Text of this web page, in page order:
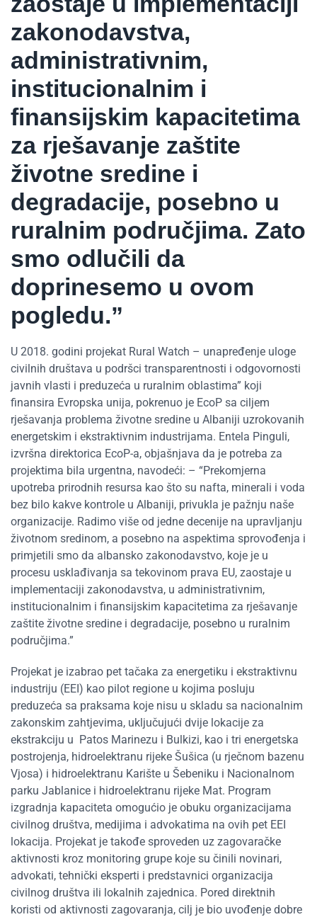
zakonodavstva,
administrativnim,
institucionalnim i
finansijskim kapacitetima
za rješavanje zaštite
životne sredine i
degradacije, posebno u
ruralnim područjima. Zato
smo odlučili da
doprinesemo u ovom
pogledu.”
U 2018. godini projekat Rural Watch – unapređenje uloge
civilnih društava u podršci transparentnosti i odgovornosti
javnih vlasti i preduzeća u ruralnim oblastima” koji
finansira Evropska unija, pokrenuo je EcoP sa ciljem
rješavanja problema životne sredine u Albaniji uzrokovanih
energetskim i ekstraktivnim industrijama. Entela Pinguli,
izvršna direktorica EcoP-a, objašnjava da je potreba za
projektima bila urgentna, navodeći: – “Prekomjerna
upotreba prirodnih resursa kao što su nafta, minerali i voda
bez bilo kakve kontrole u Albaniji, privukla je pažnju naše
organizacije. Radimo više od jedne decenije na upravljanju
životnom sredinom, a posebno na aspektima sprovođenja i
primjetili smo da albansko zakonodavstvo, koje je u
procesu usklađivanja sa tekovinom prava EU, zaostaje u
implementaciji zakonodavstva, u administrativnim,
institucionalnim i finansijskim kapacitetima za rješavanje
zaštite životne sredine i degradacije, posebno u ruralnim
područjima.”
Projekat je izabrao pet tačaka za energetiku i ekstraktivnu
industriju (EEI) kao pilot regione u kojima posluju
preduzeća sa praksama koje nisu u skladu sa nacionalnim
zakonskim zahtjevima, uključujući dvije lokacije za
ekstrakciju u Patos Marinezu i Bulkizi, kao i tri energetska
postrojenja, hidroelektranu rijeke Šušica (u rječnom bazenu
Vjosa) i hidroelektranu Karište u Šebeniku i Nacionalnom
parku Jablanice i hidroelektranu rijeke Mat. Program
izgradnja kapaciteta omogućio je obuku organizacijama
civilnog društva, medijima i advokatima na ovih pet EEI
lokacija. Projekat je takođe sproveden uz zagovaračke
aktivnosti kroz monitoring grupe koje su činili novinari,
advokati, tehnički eksperti i predstavnici organizacija
civilnog društva ili lokalnih zajednica. Pored direktnih
koristi od aktivnosti zagovaranja, cilj je bio uvođenje dobre